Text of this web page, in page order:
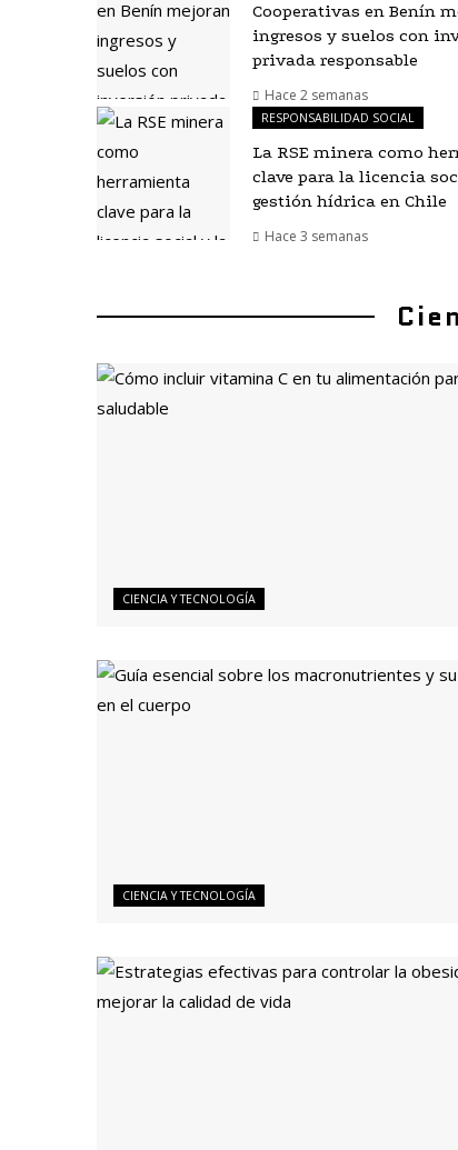
Cooperativas en Benín
ingresos y suelos con
privada responsable
Hace 2 semanas
RESPONSABILIDAD SOCIAL
La RSE minera como
clave para la licencia
gestión hídrica en Chile
Hace 3 semanas
CIENCIA Y TECNOLOGÍA
CIENCIA Y TECNOLOGÍA